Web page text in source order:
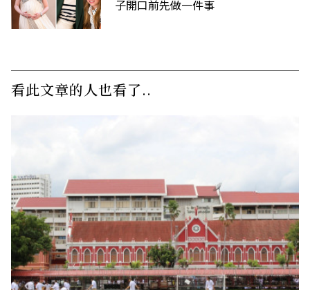
子開口前先做一件事
看此文章的人也看了..